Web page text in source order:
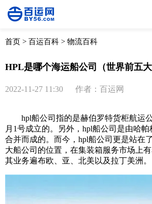
全部 物流资讯
取消
首页 > 百运百科 > 物流百科
HPL是哪个海运船公司（世界前五大
2022-11-27 11:30 作者：百运网
hpl船公司指的是赫伯罗特货柜航运公
月1号成立的。另外，hpl船公司是由哈
合并而成的。而今，hpl船公司更是站在了
大船公司的位置，在集装箱服务市场上有
其业务遍布欧、亚、北美以及拉丁美洲。